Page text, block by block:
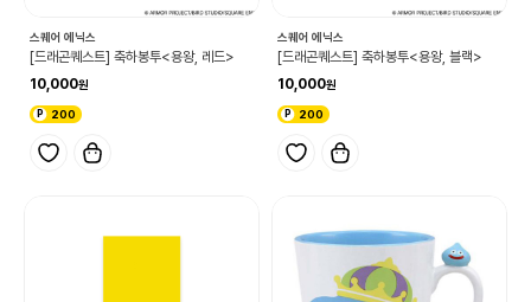
스퀘어 에닉스
[드래곤퀘스트] 축하봉투<용왕, 레드>
10,000
200
스퀘어 에닉스
[드래곤퀘스트] 축하봉투<용왕, 블랙>
10,000
200